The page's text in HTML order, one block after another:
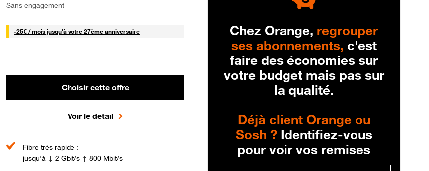
Sans engagement
-25€ / mois25 € par mois
jusqu'à votre 27ème anniversaire
Choisir cette offre
Voir le détail
Fibre très rapide :
jusqu'à ↓ 2 Gbit/s ↑ 800 Mbit/s
Chez Orange, regrouper
ses abonnements, c'est
faire des économies sur
votre budget mais pas sur
la qualité.
Déjà client Orange ou
Sosh ?Identifiez-vous
pour voir vos remises